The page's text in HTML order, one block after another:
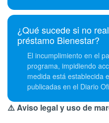
¿Qué sucede si no
préstamo Bienestar?
El incumplimiento en el
programa, impidiendo
medida está establecida
publicadas en el Diario
⚠️ Aviso legal y uso de